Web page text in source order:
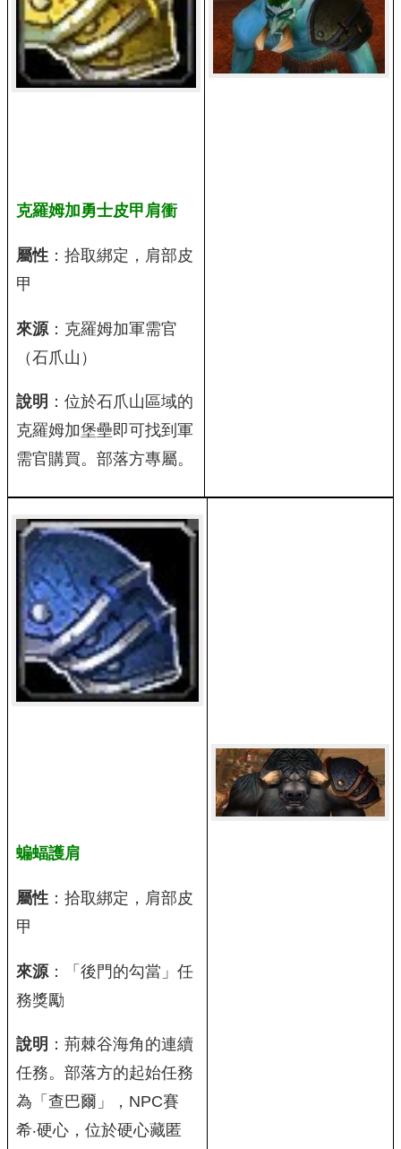
克羅姆加勇士皮甲肩衝
屬性：拾取綁定，肩部皮
甲
來源：克羅姆加軍需官
（石爪山）
說明 ：位於石爪山區域的
克羅姆加堡壘即可找到軍
需官購買。部落方專屬。
蝙蝠護肩
屬性：拾取綁定，肩部皮
甲
來源：「後門的勾當」任
務獎勵
說明 ：荊棘谷海角的連續
任務。部落方的起始任務
為「查巴爾」，NPC賽
希‧硬心，位於硬心藏匿